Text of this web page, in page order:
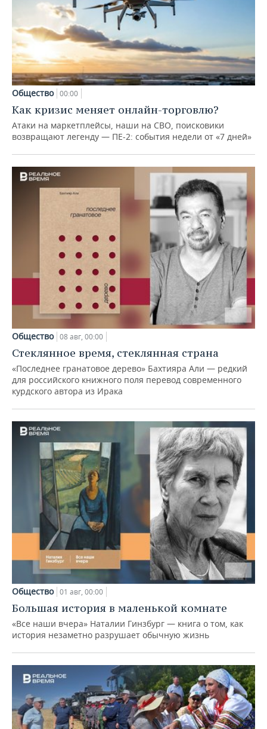
Общество 00:00
Как кризис меняет онлайн-торговлю?
Атаки на маркетплейсы, наши на СВО, поисковики
возвращают легенду — ПЕ-2: события недели от «7 дней»
Общество 08 авг, 00:00
Стеклянное время, стеклянная страна
«Последнее гранатовое дерево» Бахтияра Али — редкий
для российского книжного поля перевод современного
курдского автора из Ирака
Общество 01 авг, 00:00
Большая история в маленькой комнате
«Все наши вчера» Наталии Гинзбург — книга о том, как
история незаметно разрушает обычную жизнь